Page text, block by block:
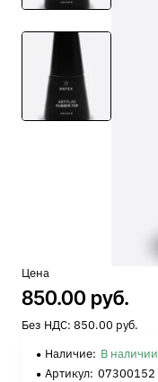
Цена
850.00 руб.
Без НДС: 850.00 руб.
Наличие: В наличии
Артикул: 07300152